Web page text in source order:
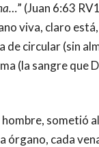
” (Juan 6:63
viva, claro
de circular (sin
(la sangre que
órgano, cada